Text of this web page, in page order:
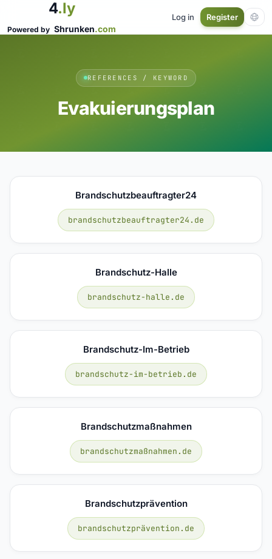
4.ly
Powered by Shrunken.com
Log in Register
REFERENCES / KEYWORD
Evakuierungsplan
Brandschutzbeauftragter24
brandschutzbeauftragter24.de
Brandschutz-Halle
brandschutz-halle.de
Brandschutz-Im-Betrieb
brandschutz-im-betrieb.de
Brandschutzmaßnahmen
brandschutzmaßnahmen.de
Brandschutzprävention
brandschutzprävention.de